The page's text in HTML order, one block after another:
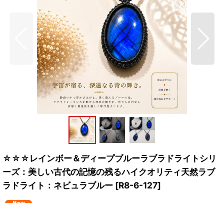
☆☆☆レインボー＆ディープブルーラブラドライトシリ
ーズ：美しい古代の記憶の残るハイクオリティ天然ラブ
ラドライト：ネビュラブルー [R8-6-127]